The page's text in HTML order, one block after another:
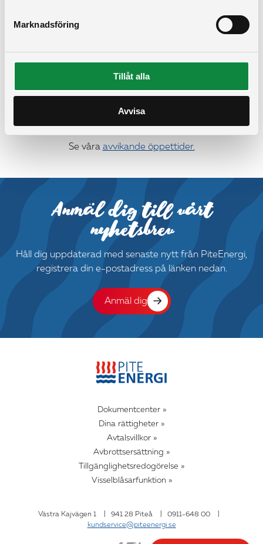
Marknadsföring
Tillåt alla
Avvisa
Kontakta oss
Se våra avvikande öppettider.
Anmäl dig till vårt
nyhetsbrev
Håll dig uppdaterad med senaste nytt från PiteEnergi,
registrera din e-postadress på länken nedan.
Anmäl dig
Dokumentcenter »
Dina rättigheter »
Avtalsvillkor »
Avbrottsersättning »
Tillgänglighetsredogörelse »
Visselblåsarfunktion »
Västra Kajvägen 1 941 28 Piteå 0911-648 00
kundservice@piteenergi.se